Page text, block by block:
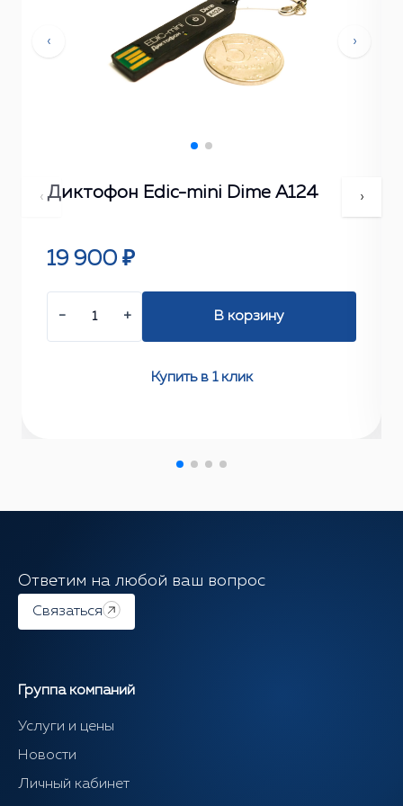
‹ ›
Диктофон Edic-mini Dime А124
19 900 ₽
− + В корзину
Купить в 1 клик
‹ ›
Ответим на любой ваш вопрос
Связаться
Группа компаний
Услуги и цены
Новости
Личный кабинет